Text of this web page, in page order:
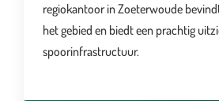
regiokantoor in Zoeterwoude
het gebied en biedt een prachtig
spoorinfrastructuur.